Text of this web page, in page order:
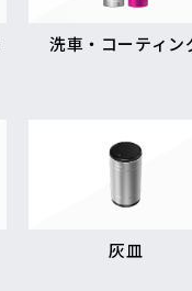
洗車・コーティン
灰皿